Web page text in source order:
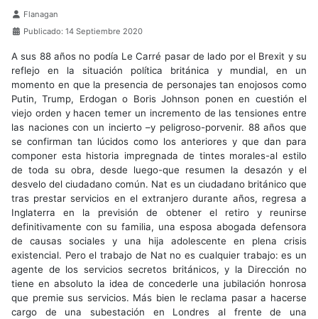
Detalles
Flanagan
Publicado: 14 Septiembre 2020
A sus 88 años no podía Le Carré pasar de lado por el Brexit y su
reflejo en la situación política británica y mundial, en un
momento en que la presencia de personajes tan enojosos como
Putin, Trump, Erdogan o Boris Johnson ponen en cuestión el
viejo orden y hacen temer un incremento de las tensiones entre
las naciones con un incierto –y peligroso-porvenir. 88 años que
se confirman tan lúcidos como los anteriores y que dan para
componer esta historia impregnada de tintes morales-al estilo
de toda su obra, desde luego-que resumen la desazón y el
desvelo del ciudadano común. Nat es un ciudadano británico que
tras prestar servicios en el extranjero durante años, regresa a
Inglaterra en la previsión de obtener el retiro y reunirse
definitivamente con su familia, una esposa abogada defensora
de causas sociales y una hija adolescente en plena crisis
existencial. Pero el trabajo de Nat no es cualquier trabajo: es un
agente de los servicios secretos británicos, y la Dirección no
tiene en absoluto la idea de concederle una jubilación honrosa
que premie sus servicios. Más bien le reclama pasar a hacerse
cargo de una subestación en Londres al frente de una